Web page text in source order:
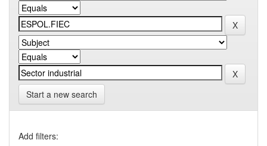
Start a new search
Add filters: